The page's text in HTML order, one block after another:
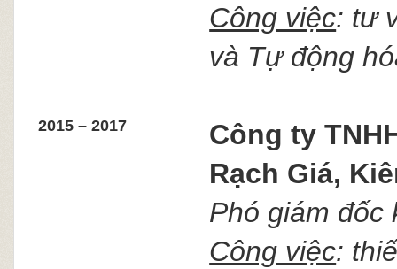
Công việc: tư
và Tự động
2015 – 2017
Công ty
Rạch Giá,
Phó giám đốc
Công việc: